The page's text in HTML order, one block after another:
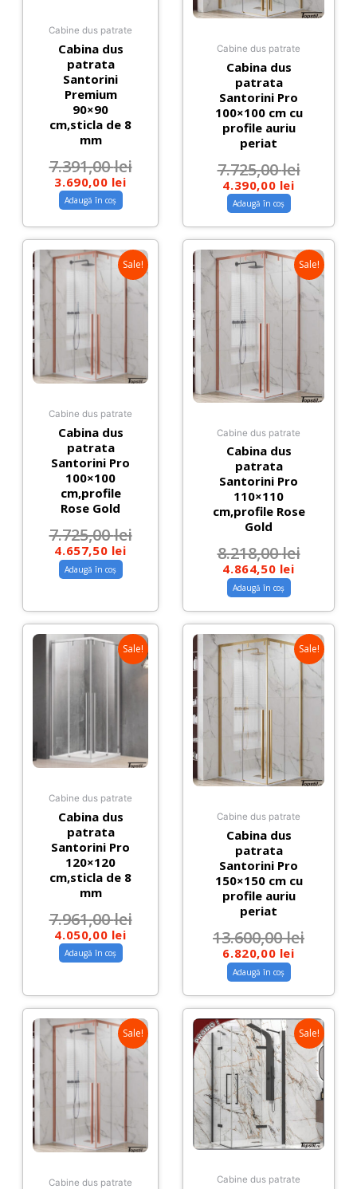
Cabine dus patrate
Cabina dus
patrata
Santorini
Premium
90×90
cm,sticla de 8
mm
7.391,00lei
3.690,00 lei
Adaugă în coș
Cabine dus patrate
Cabina dus
patrata
Santorini Pro
100×100 cm cu
profile auriu
periat
7.725,00lei
4.390,00 lei
Adaugă în coș
Sale!
Cabine dus patrate
Cabina dus
patrata
Santorini Pro
100×100
cm,profile
Rose Gold
7.725,00lei
4.657,50 lei
Adaugă în coș
Sale!
Cabine dus patrate
Cabina dus
patrata
Santorini Pro
110×110
cm,profile Rose
Gold
8.218,00lei
4.864,50 lei
Adaugă în coș
Sale!
Cabine dus patrate
Cabina dus
patrata
Santorini Pro
120×120
cm,sticla de 8
mm
7.961,00lei
4.050,00 lei
Adaugă în coș
Sale!
Cabine dus patrate
Cabina dus
patrata
Santorini Pro
150×150 cm cu
profile auriu
periat
13.600,00lei
6.820,00 lei
Adaugă în coș
Sale!
Cabine dus patrate
Sale!
Cabine dus patrate